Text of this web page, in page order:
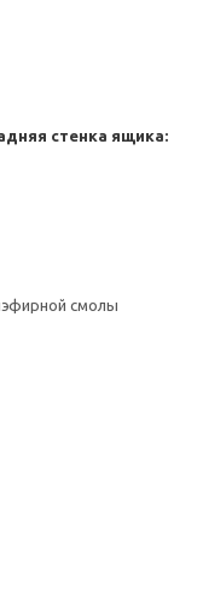
стенка ящика:
смолы